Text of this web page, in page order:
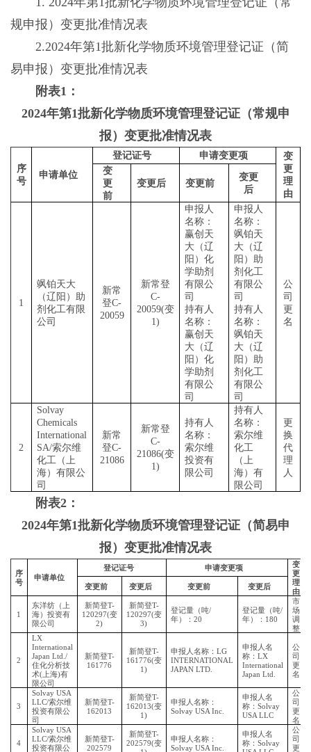
规申报）变更批准情况表
2.2024年第1批新化学物质环境管理登记证（简
易申报）变更批准情况表
附表1：
2024年第1批新化学物质环境管理登记证（常规申
报）变更批准情况表
序
号
申请单位
登记证号 申请变更项
变
更
理
由
变
更
前
变更后 变更前
变更
后
1
飒铂天大
（辽阳）助
剂化工有限
公司
新常
登C-
20059
新常登
C-
20059(变
1)
申报人
名称：
赢创天
大（辽
阳）化
学助剂
有限公
司
持有人
名称：
赢创天
大（辽
阳）化
学助剂
有限公
司
申报人
名称：
飒铂天
大（辽
阳）助
剂化工
有限公
司
持有人
名称：
飒铂天
大（辽
阳）助
剂化工
有限公
司
公
司
更
名
2
Solvay
Chemicals
International
SA/索尔维
化工（上
海）有限公
司
新常
登C-
21086
新常登
C-
21086(变
1)
持有人
名称：
索尔维
投资有
限公司
持有人
名称：
索尔维
化工
（上
海）有
限公司
更
换
代
理
人
附表2：
2024年第1批新化学物质环境管理登记证（简易申
报）变更批准情况表